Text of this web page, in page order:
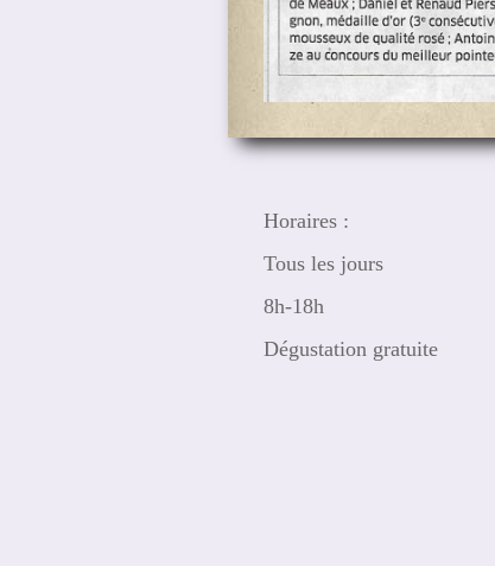
Horaires :
Tous les jours
8h-18h
Dégustation gratuite